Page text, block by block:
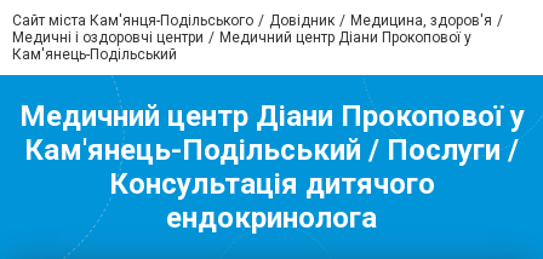
Сайт міста Кам'янця-Подільського Довідник
Медицина, здоров'я
Медичні і оздоровчі центри
Медичний центр Діани Прокопової у
Кам'янець-Подільський
Медичний центр Діани Прокопової у
Кам'янець-Подільський / Послуги /
Консультація дитячого
ендокринолога